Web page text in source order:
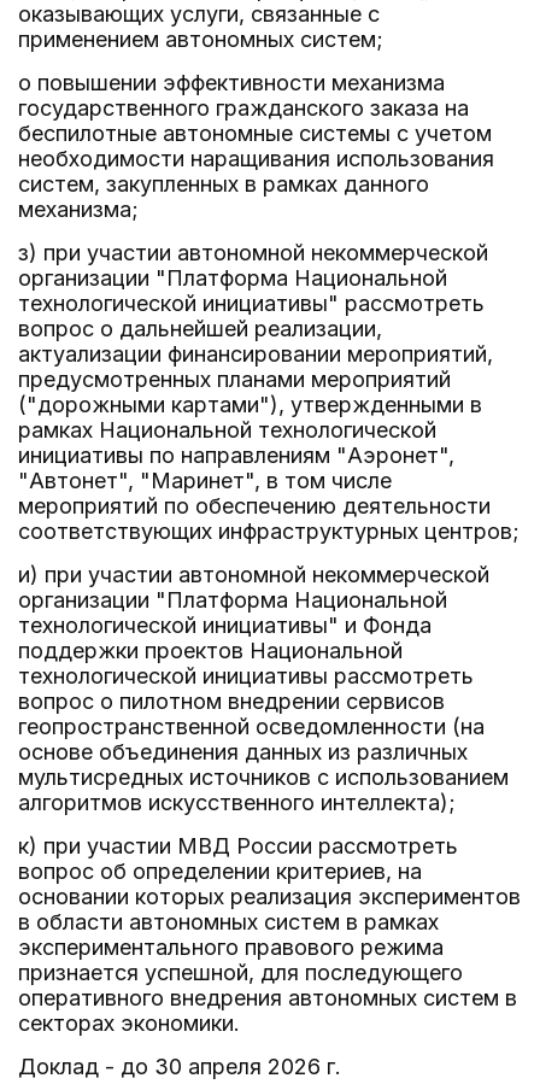
оказывающих услуги, связанные с
применением автономных систем;
о повышении эффективности механизма
государственного гражданского заказа на
беспилотные автономные системы с учетом
необходимости наращивания использования
систем, закупленных в рамках данного
механизма;
з) при участии автономной некоммерческой
организации "Платформа Национальной
технологической инициативы" рассмотреть
вопрос о дальнейшей реализации,
актуализации финансировании мероприятий,
предусмотренных планами мероприятий
("дорожными картами"), утвержденными в
рамках Национальной технологической
инициативы по направлениям "Аэронет",
"Автонет", "Маринет", в том числе
мероприятий по обеспечению деятельности
соответствующих инфраструктурных центров;
и) при участии автономной некоммерческой
организации "Платформа Национальной
технологической инициативы" и Фонда
поддержки проектов Национальной
технологической инициативы рассмотреть
вопрос о пилотном внедрении сервисов
геопространственной осведомленности (на
основе объединения данных из различных
мультисредных источников с использованием
алгоритмов искусственного интеллекта);
к) при участии МВД России рассмотреть
вопрос об определении критериев, на
основании которых реализация экспериментов
в области автономных систем в рамках
экспериментального правового режима
признается успешной, для последующего
оперативного внедрения автономных систем в
секторах экономики.
Доклад - до 30 апреля 2026 г.